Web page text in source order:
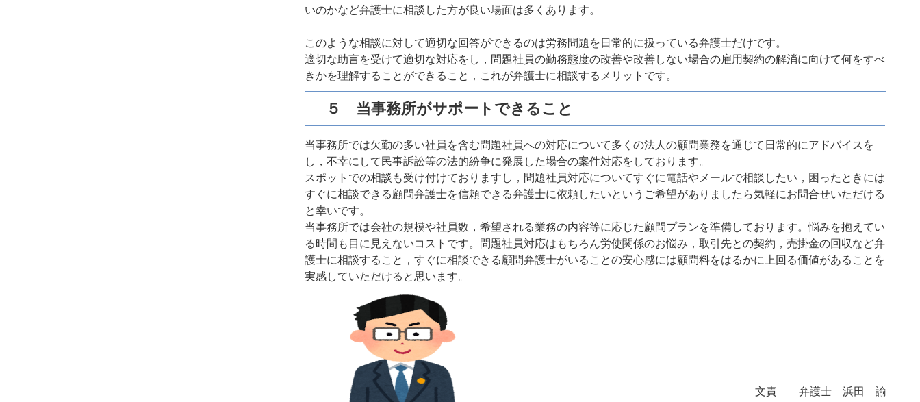
いのかなど弁護士に相談した方が良い場面は多くあります。
このような相談に対して適切な回答ができるのは労務問題を日常的に扱っている弁護士だけです。
適切な助言を受けて適切な対応をし，問題社員の勤務態度の改善や改善しない場合の雇用契約の解消に向けて何をすべ
きかを理解することができること，これが弁護士に相談するメリットです。
５ 当事務所がサポートできること
当事務所では欠勤の多い社員を含む問題社員への対応について多くの法人の顧問業務を通じて日常的にアドバイスを
し，不幸にして民事訴訟等の法的紛争に発展した場合の案件対応をしております。
スポットでの相談も受け付けておりますし，問題社員対応についてすぐに電話やメールで相談したい，困ったときには
すぐに相談できる顧問弁護士を信頼できる弁護士に依頼したいというご希望がありましたら気軽にお問合せいただける
と幸いです。
当事務所では会社の規模や社員数，希望される業務の内容等に応じた顧問プランを準備しております。悩みを抱えてい
る時間も目に見えないコストです。問題社員対応はもちろん労使関係のお悩み，取引先との契約，売掛金の回収など弁
護士に相談すること，すぐに相談できる顧問弁護士がいることの安心感には顧問料をはるかに上回る価値があることを
実感していただけると思います。
文責 弁護士 浜田 諭